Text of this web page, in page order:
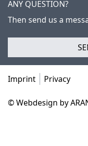
ANY QUESTION?
Then send us a
Imprint Privacy
© Webdesign by